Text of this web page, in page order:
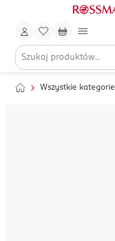
Wszystkie kategorie